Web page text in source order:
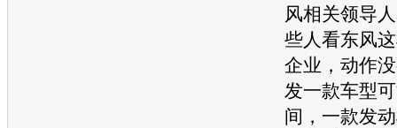
风相关领导
些人看东风
企业，动作
发一款车型
间，一款发